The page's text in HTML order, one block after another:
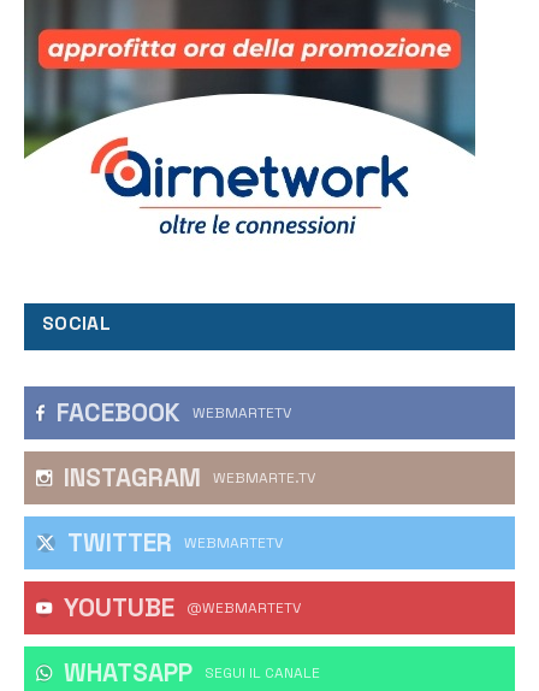
SOCIAL
FACEBOOK WEBMARTETV
INSTAGRAM WEBMARTE.TV
TWITTER WEBMARTETV
YOUTUBE @WEBMARTETV
WHATSAPP ‎SEGUI IL CANALE